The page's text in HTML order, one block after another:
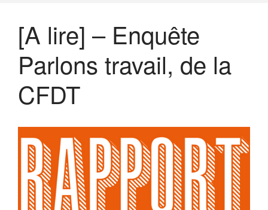
Dialogues MR21
Entreprise & Démocratie
Entreprise & droits humains
Rapports MR21
Rapport MR21 : Qu’est-ce qu’un
manager responsable ?
Rapport MR21 : Quand la
transformation durable des
entreprises devient l’affaire des
salariés
[A lire] – Enquête
Parlons travail, de la
CFDT